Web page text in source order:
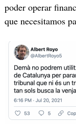
poder operar
que necesitamos